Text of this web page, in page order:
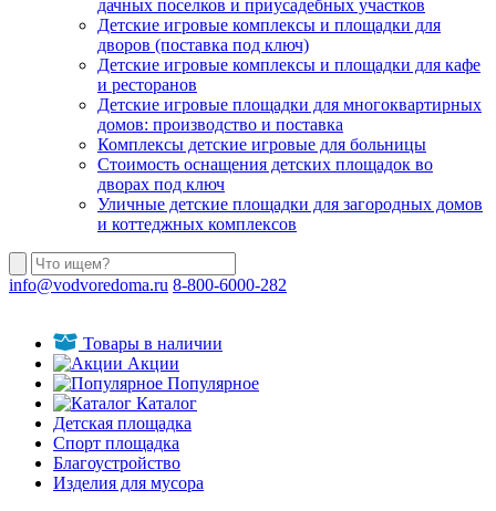
дачных поселков и приусадебных участков
Детские игровые комплексы и площадки для
дворов (поставка под ключ)
Детские игровые комплексы и площадки для кафе
и ресторанов
Детские игровые площадки для многоквартирных
домов: производство и поставка
Комплексы детские игровые для больницы
Стоимость оснащения детских площадок во
дворах под ключ
Уличные детские площадки для загородных домов
и коттеджных комплексов
info@vodvoredoma.ru 8-800-6000-282
Товары в наличии
Акции
Популярное
Каталог
Детская площадка
Спорт площадка
Благоустройство
Изделия для мусора